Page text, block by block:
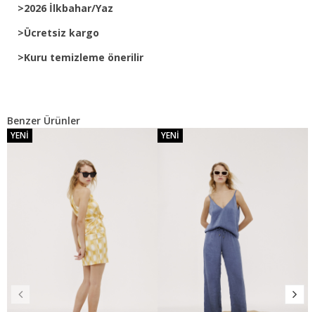
>2026 İlkbahar/Yaz
>Ücretsiz kargo
>Kuru temizleme önerilir
Benzer Ürünler
YENI YENI